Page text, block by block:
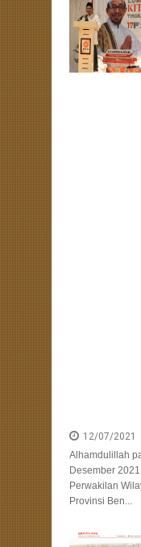
12/07/2021
Alhamdulillah
Desember
Perwakilan
Provinsi Ben...